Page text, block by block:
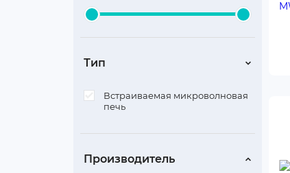
Тип
Встраиваемая микроволновая
печь
Производитель